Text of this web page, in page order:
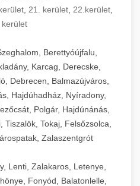
21. kerület 22.kerület
kerület
Berettyóújfalu,
Karcag, Derecske,
Debrecen, Balmazújváros,
Hajdúhadház, Nyíradony,
Polgár, Hajdúnánás,
Tokaj, Felsőzsolca,
Zalaszentgrót
Lenti, Zalakaros, Letenye,
Fonyód, Balatonlelle,